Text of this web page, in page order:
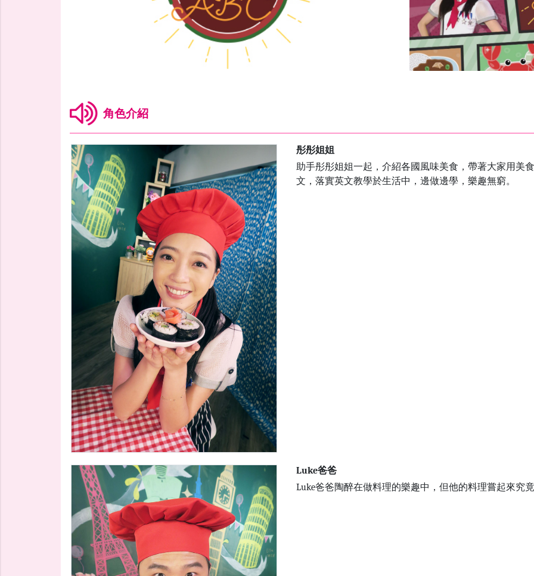
角色介紹
彤彤姐姐
助手彤彤姐姐一起，介紹各國風味美食，帶著大家用美
文，落實英文教學於生活中，邊做邊學，樂趣無窮。
Luke爸爸
Luke爸爸陶醉在做料理的樂趣中，但他的料理嘗起來究